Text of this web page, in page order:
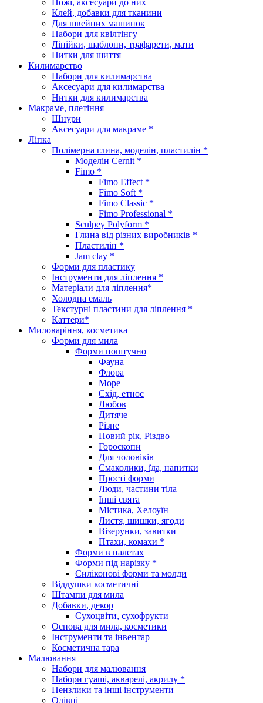
Клей, добавки для тканини
Для швейних машинок
Набори для квілтінгу
Лінійки, шаблони, трафарети, мати
Нитки для шиття
Килимарство
Набори для килимарства
Аксесуари для килимарства
Нитки для килимарства
Макраме, плетіння
Шнури
Аксесуари для макраме *
Ліпка
Полімерна глина, моделін, пластилін *
Моделін Cernit *
Fimo *
Fimo Effect *
Fimo Soft *
Fimo Classic *
Fimo Professional *
Sculpey Polyform *
Глина від різних виробників *
Пластилін *
Jam clay *
Форми для пластику
Інструменти для ліплення *
Матеріали для ліплення*
Холодна емаль
Текстурні пластини для ліплення *
Каттери*
Миловаріння, косметика
Форми для мила
Форми поштучно
Фауна
Флора
Море
Схід, етнос
Любов
Дитяче
Різне
Новий рік, Різдво
Гороскопи
Для чоловіків
Смаколики, їда, напитки
Прості форми
Люди, частини тіла
Інші свята
Містика, Хелоуїн
Листя, шишки, ягоди
Візерунки, завитки
Птахи, комахи *
Форми в палетах
Форми під нарізку *
Силіконові форми та молди
Віддушки косметичні
Штампи для мила
Добавки, декор
Сухоцвіти, сухофрукти
Основа для мила, косметики
Інструменти та інвентар
Косметична тара
Малювання
Набори для малювання
Набори гуаші, акварелі, акрилу *
Пензлики та інші інструменти
Олівці